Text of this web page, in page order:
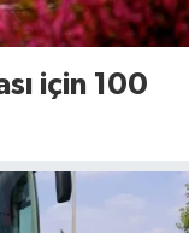
için 100